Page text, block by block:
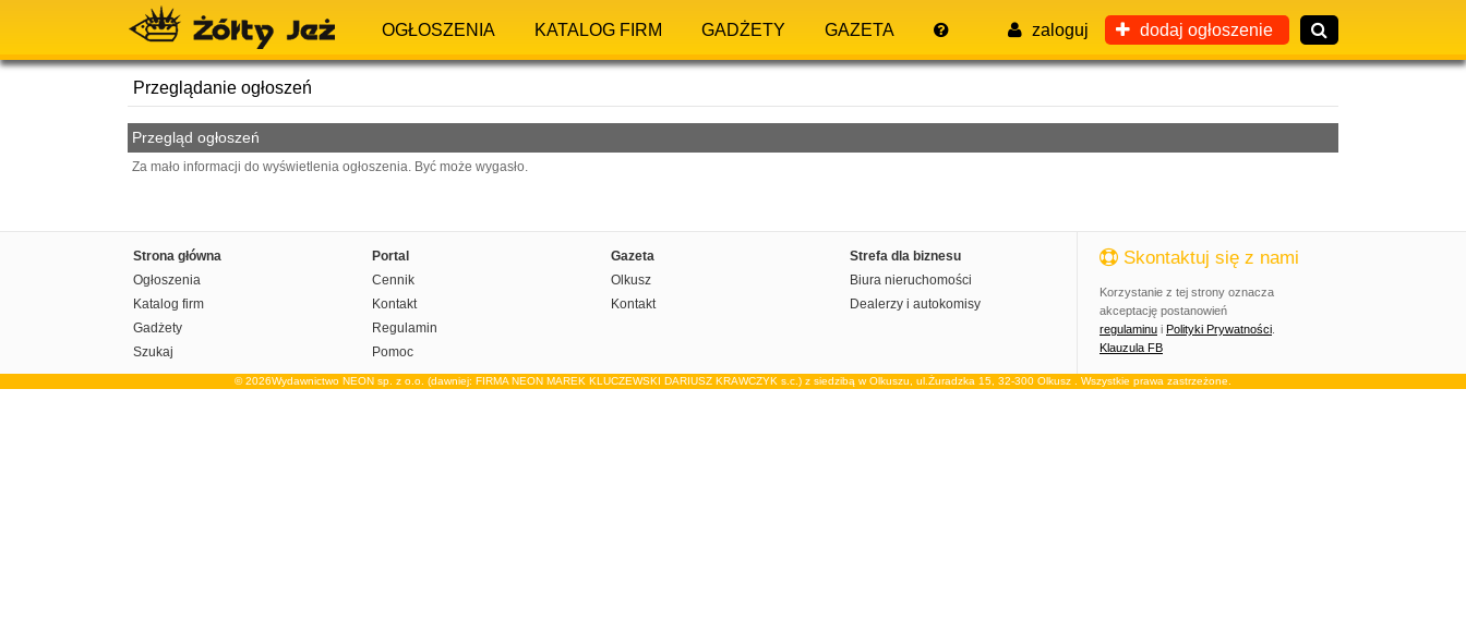
OGŁOSZENIA KATALOG FIRM GADŻETY GAZETA zaloguj dodaj ogłoszenie
Przeglądanie ogłoszeń
Przegląd ogłoszeń
Za mało informacji do wyświetlenia ogłoszenia. Być może wygasło.
Strona główna
Ogłoszenia
Katalog firm
Gadżety
Szukaj
Portal
Cennik
Kontakt
Regulamin
Pomoc
Gazeta
Olkusz
Kontakt
Strefa dla biznesu
Biura nieruchomości
Dealerzy i autokomisy
Skontaktuj się z nami
Korzystanie z tej strony oznacza
akceptację postanowień
regulaminu i Polityki Prywatności
Klauzula FB
© 2026Wydawnictwo NEON sp. z o.o. (dawniej: FIRMA NEON MAREK KLUCZEWSKI DARIUSZ KRAWCZYK s.c.) z siedzibą w Olkuszu, ul.Żuradzka 15, 32-300 Olkusz . Wszystkie prawa zastrzeżone.